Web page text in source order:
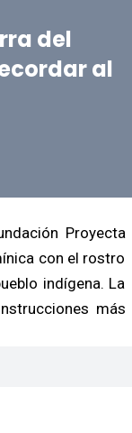
del
al
Proyecta
con el rostro
indígena. La
más